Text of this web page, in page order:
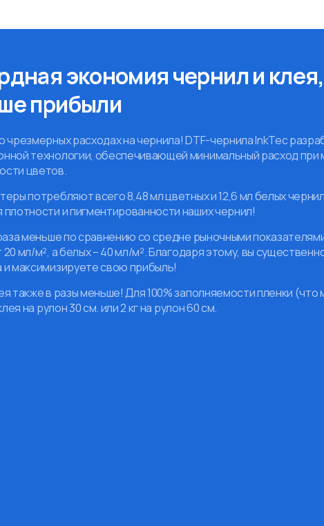
экономия чернил и
прибыли
чрезмерных расходах на чернила! DTF-чернила InkTec
технологии, обеспечивающей минимальный расход при
цветов.
потребляют всего 8,48 мл цветных и 12,6 мл белых
плотности и пигментированности наших чернил!
меньше по сравнению со средне рыночными
20 мл/м², а белых – 40 мл/м². Благодаря этому, вы
и максимизируете свою прибыль!
также в разы меньше! Для 100% заполняемости пленки
на рулон 30 см. или 2 кг на рулон 60 см.